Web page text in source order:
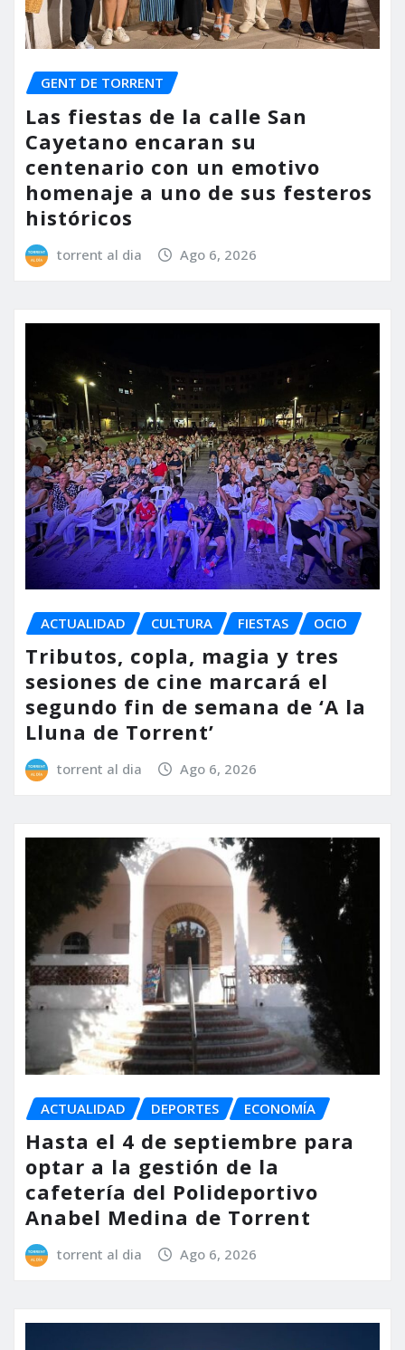
GENT DE TORRENT
Las fiestas de la calle San
Cayetano encaran su
centenario con un emotivo
homenaje a uno de sus festeros
históricos
torrent al dia Ago 6, 2026
ACTUALIDAD CULTURA FIESTAS OCIO
Tributos, copla, magia y tres
sesiones de cine marcará el
segundo fin de semana de ‘A la
Lluna de Torrent’
torrent al dia Ago 6, 2026
ACTUALIDAD DEPORTES ECONOMÍA
Hasta el 4 de septiembre para
optar a la gestión de la
cafetería del Polideportivo
Anabel Medina de Torrent
torrent al dia Ago 6, 2026